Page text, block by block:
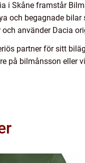
i Skåne framstår
och begagnade
och använder Dacia
partner för sitt
på bilmånsson eller